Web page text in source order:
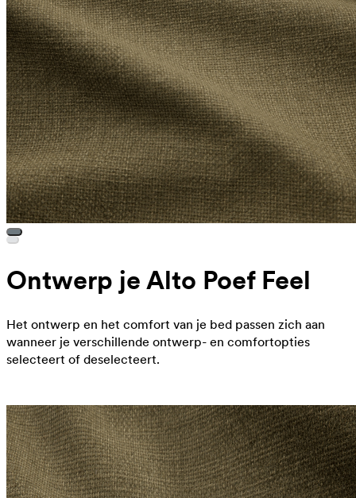
Ontwerp je Alto Poef Feel
Het ontwerp en het comfort van je bed passen zich aan
wanneer je verschillende ontwerp- en comfortopties
selecteert of deselecteert.